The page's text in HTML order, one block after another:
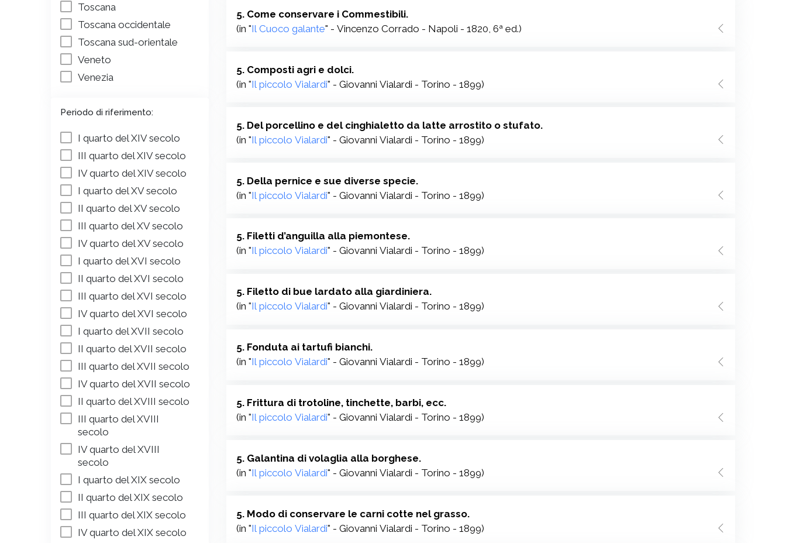
Toscana
Toscana occidentale
Toscana sud-orientale
Veneto
Venezia
Periodo di riferimento:
I quarto del XIV secolo
III quarto del XIV secolo
IV quarto del XIV secolo
I quarto del XV secolo
II quarto del XV secolo
III quarto del XV secolo
IV quarto del XV secolo
I quarto del XVI secolo
II quarto del XVI secolo
III quarto del XVI secolo
IV quarto del XVI secolo
I quarto del XVII secolo
II quarto del XVII secolo
III quarto del XVII secolo
IV quarto del XVII secolo
II quarto del XVIII secolo
III quarto del XVIII
secolo
IV quarto del XVIII
secolo
I quarto del XIX secolo
II quarto del XIX secolo
III quarto del XIX secolo
IV quarto del XIX secolo
5. Come conservare i Commestibili.
(in "Il Cuoco galante" - Vincenzo Corrado - Napoli - 1820, 6ª ed.)
5. Composti agri e dolci.
(in "Il piccolo Vialardi" - Giovanni Vialardi - Torino - 1899)
5. Del porcellino e del cinghialetto da latte arrostito o stufato.
(in "Il piccolo Vialardi" - Giovanni Vialardi - Torino - 1899)
5. Della pernice e sue diverse specie.
(in "Il piccolo Vialardi" - Giovanni Vialardi - Torino - 1899)
5. Filetti d’anguilla alla piemontese.
(in "Il piccolo Vialardi" - Giovanni Vialardi - Torino - 1899)
5. Filetto di bue lardato alla giardiniera.
(in "Il piccolo Vialardi" - Giovanni Vialardi - Torino - 1899)
5. Fonduta ai tartufi bianchi.
(in "Il piccolo Vialardi" - Giovanni Vialardi - Torino - 1899)
5. Frittura di trotoline, tinchette, barbi, ecc.
(in "Il piccolo Vialardi" - Giovanni Vialardi - Torino - 1899)
5. Galantina di volaglia alla borghese.
(in "Il piccolo Vialardi" - Giovanni Vialardi - Torino - 1899)
5. Modo di conservare le carni cotte nel grasso.
(in "Il piccolo Vialardi" - Giovanni Vialardi - Torino - 1899)